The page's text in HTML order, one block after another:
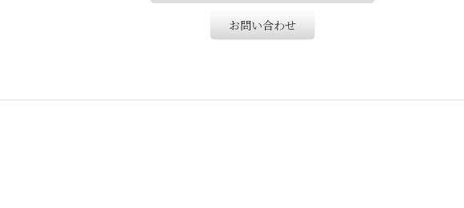
お問い合わせ